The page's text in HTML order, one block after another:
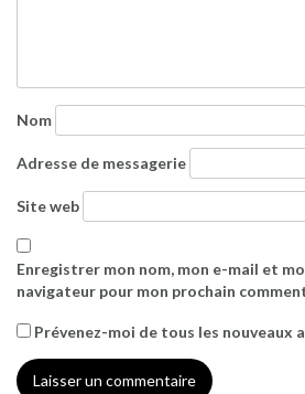
Nom
Adresse de messagerie
Site web
Enregistrer mon nom, mon e-mail et
navigateur pour mon prochain
Prévenez-moi de tous les nouveaux